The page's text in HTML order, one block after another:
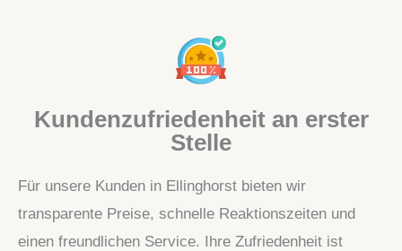
Kundenzufriedenheit an erster
Stelle
Für unsere Kunden in Ellinghorst bieten wir
transparente Preise, schnelle Reaktionszeiten und
einen freundlichen Service. Ihre Zufriedenheit ist